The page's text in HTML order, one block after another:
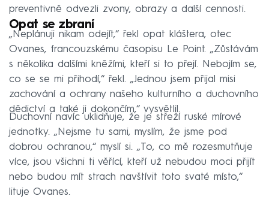
preventivně odvezli zvony, obrazy a další cennosti.
Opat se zbraní
„Neplánuji nikam odejít,“ řekl opat kláštera, otec
Ovanes, francouzskému časopisu Le Point. „Zůstávám
s několika dalšími kněžími, kteří si to přejí. Nebojím se,
co se se mi přihodí,“ řekl. „Jednou jsem přijal misi
zachování a ochrany našeho kulturního a duchovního
dědictví a také ji dokončím,“ vysvětlil.
Duchovní navíc uklidňuje, že je střeží ruské mírové
jednotky. „Nejsme tu sami, myslím, že jsme pod
dobrou ochranou,“ myslí si. „To, co mě rozesmutňuje
více, jsou všichni ti věřící, kteří už nebudou moci přijít
nebo budou mít strach navštívit toto svaté místo,“
lituje Ovanes.